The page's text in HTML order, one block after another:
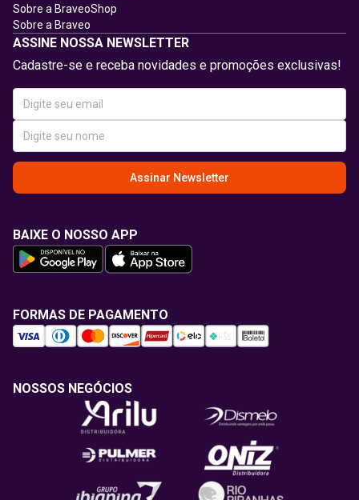
Sobre a BraveoShop
Sobre a Braveo
ASSINE NOSSA NEWSLETTER
Cadastre-se e receba novidades e promoções exclusivas!
Assinar Newsletter
BAIXE O NOSSO APP
FORMAS DE PAGAMENTO
NOSSOS NEGÓCIOS